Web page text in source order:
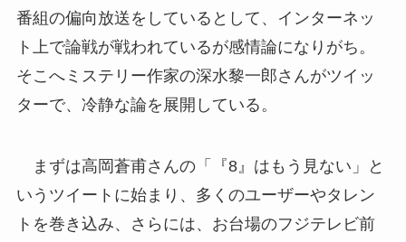
番組の偏向放送をしているとして、インターネッ
ト上で論戦が戦われているが感情論になりがち。
そこへミステリー作家の深水黎一郎さんがツイッ
ターで、冷静な論を展開している。
まずは高岡蒼甫さんの「『8』はもう見ない」と
いうツイートに始まり、多くのユーザーやタレン
トを巻き込み、さらには、お台場のフジテレビ前